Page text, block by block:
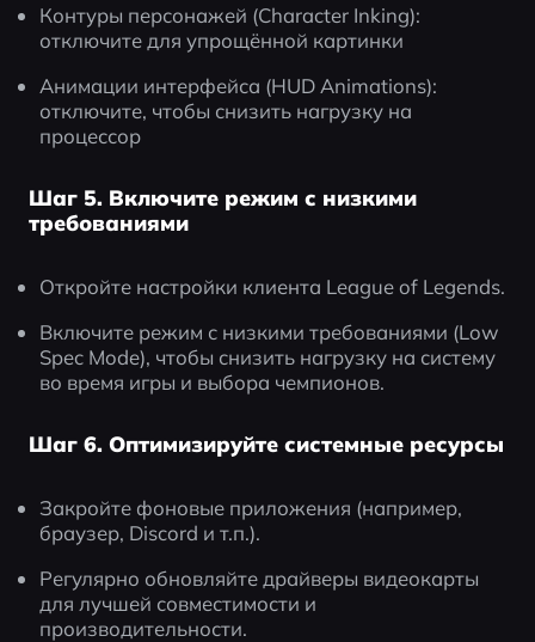
Контуры персонажей (Character Inking):
отключите для упрощённой картинки
Анимации интерфейса (HUD Animations):
отключите, чтобы снизить нагрузку на
процессор
Шаг 5. Включите режим с низкими
требованиями
Откройте настройки клиента League of Legends.
Включите режим с низкими требованиями (Low
Spec Mode), чтобы снизить нагрузку на систему
во время игры и выбора чемпионов.
Шаг 6. Оптимизируйте системные ресурсы
Закройте фоновые приложения (например,
браузер, Discord и т.п.).
Регулярно обновляйте драйверы видеокарты
для лучшей совместимости и
производительности.